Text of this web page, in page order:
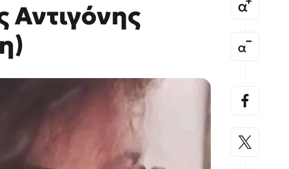
Αντιγόνης